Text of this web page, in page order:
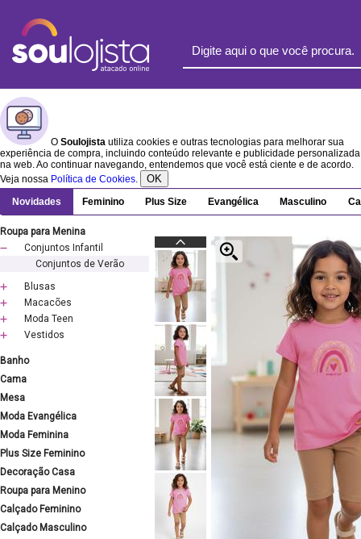
O Soulojista utiliza cookies e outras tecnologias para melhorar sua
experiência de compra, incluindo conteúdo relevante e publicidade personalizada
na web. Ao continuar navegando, entendemos que você está ciente e de acordo.
Veja nossa Política de Cookies. OK
Novidades Feminino Plus Size Evangélica Masculino
Roupa para Menina
Conjuntos Infantil
Conjuntos de Verão
Blusas
Macacões
Moda Teen
Vestidos
Banho
Cama
Mesa
Moda Evangélica
Moda Feminina
Plus Size Feminino
Decoração Casa
Roupa para Menino
Calçado Feminino
Calçado Masculino